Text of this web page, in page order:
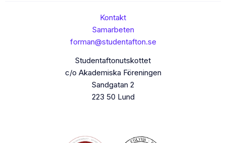
Kontakt
Samarbeten
forman@studentafton.se
Studentaftonutskottet
c/o Akademiska Föreningen
Sandgatan 2
223 50 Lund